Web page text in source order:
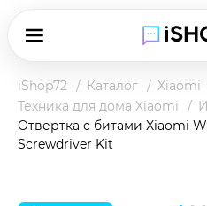
iShop72 Каталог
Xiaomi
Техника для дома Xiaomi
Отвертка с битами Xiaomi
Screwdriver Kit